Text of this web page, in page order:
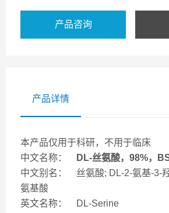
产品咨询
产品详情
本产品仅用于科研，不用于临床
中文名称：
DL-丝氨酸，98%，
中文别名： 丝氨酸; DL-2-氨基-3-
氨基酸
英文名称： DL-Serine